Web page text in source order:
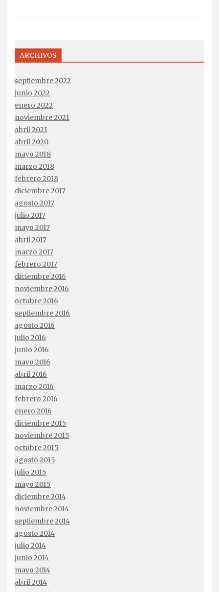
ARCHIVOS
septiembre 2022
junio 2022
enero 2022
noviembre 2021
abril 2021
abril 2020
mayo 2018
marzo 2018
febrero 2018
diciembre 2017
agosto 2017
julio 2017
mayo 2017
abril 2017
marzo 2017
febrero 2017
diciembre 2016
noviembre 2016
octubre 2016
septiembre 2016
agosto 2016
julio 2016
junio 2016
mayo 2016
abril 2016
marzo 2016
febrero 2016
enero 2016
diciembre 2015
noviembre 2015
octubre 2015
agosto 2015
julio 2015
mayo 2015
diciembre 2014
noviembre 2014
septiembre 2014
agosto 2014
julio 2014
junio 2014
mayo 2014
abril 2014